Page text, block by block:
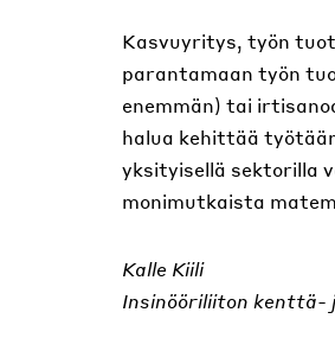
Kasvuyritys, työn
parantamaan työn
enemmän) tai
halua kehittää
yksityisellä sektorilla
monimutkaista
Kalle Kiili
Insinööriliiton kenttä-